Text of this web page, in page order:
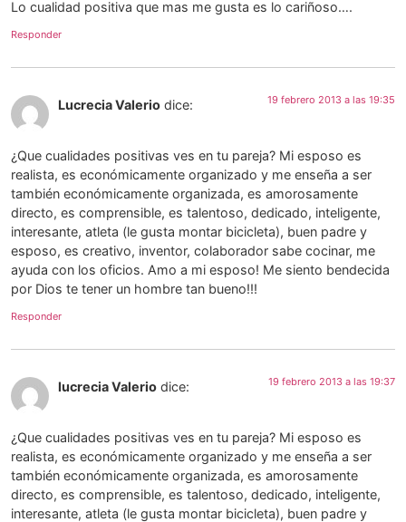
Lo cualidad positiva que mas me gusta es lo cariñoso….
Responder
Lucrecia Valerio dice: 19 febrero 2013 a las 19:35
¿Que cualidades positivas ves en tu pareja? Mi esposo es
realista, es económicamente organizado y me enseña a ser
también económicamente organizada, es amorosamente
directo, es comprensible, es talentoso, dedicado, inteligente,
interesante, atleta (le gusta montar bicicleta), buen padre y
esposo, es creativo, inventor, colaborador sabe cocinar, me
ayuda con los oficios. Amo a mi esposo! Me siento bendecida
por Dios te tener un hombre tan bueno!!!
Responder
lucrecia Valerio dice: 19 febrero 2013 a las 19:37
¿Que cualidades positivas ves en tu pareja? Mi esposo es
realista, es económicamente organizado y me enseña a ser
también económicamente organizada, es amorosamente
directo, es comprensible, es talentoso, dedicado, inteligente,
interesante, atleta (le gusta montar bicicleta), buen padre y